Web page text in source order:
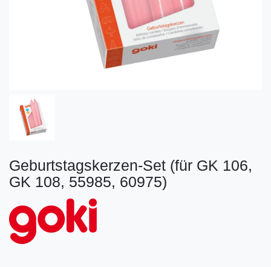
Geburtstagskerzen-Set (für GK 106,
GK 108, 55985, 60975)